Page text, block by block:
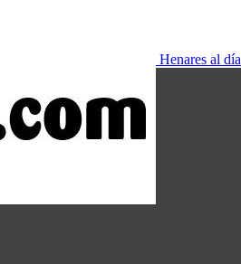
Henares al día